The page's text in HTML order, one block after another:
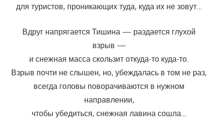
для туристов, проникающих туда, куда их не зовут…
Вдруг напрягается Тишина — раздается глухой
взрыв —
и снежная масса скользит откуда-то куда-то.
Взрыв почти не слышен, но, убеждалась в том не раз,
всегда головы поворачиваются в нужном
направлении,
чтобы убедиться, снежная лавина сошла…